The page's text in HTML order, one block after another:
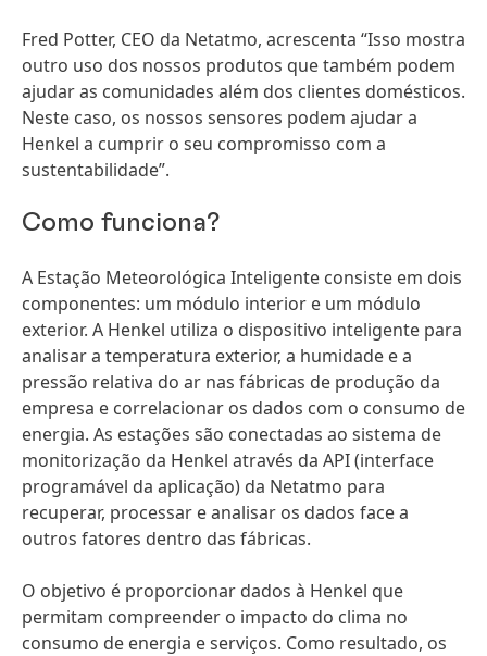
Fred Potter, CEO da Netatmo, acrescenta “Isso mostra
outro uso dos nossos produtos que também podem
ajudar as comunidades além dos clientes domésticos.
Neste caso, os nossos sensores podem ajudar a
Henkel a cumprir o seu compromisso com a
sustentabilidade”.
Como funciona?
A Estação Meteorológica Inteligente consiste em dois
componentes: um módulo interior e um módulo
exterior. A Henkel utiliza o dispositivo inteligente para
analisar a temperatura exterior, a humidade e a
pressão relativa do ar nas fábricas de produção da
empresa e correlacionar os dados com o consumo de
energia. As estações são conectadas ao sistema de
monitorização da Henkel através da API (interface
programável da aplicação) da Netatmo para
recuperar, processar e analisar os dados face a
outros fatores dentro das fábricas.
O objetivo é proporcionar dados à Henkel que
permitam compreender o impacto do clima no
consumo de energia e serviços. Como resultado, os